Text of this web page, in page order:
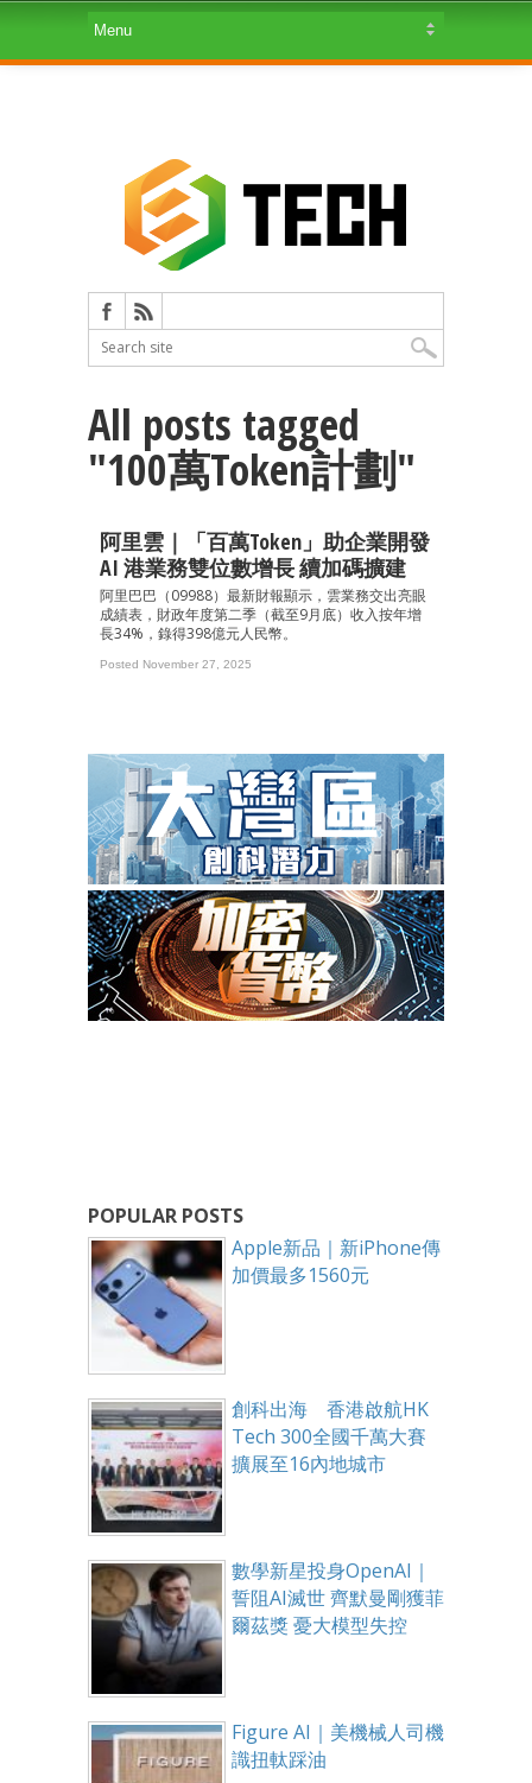
All posts tagged
"100萬Token計劃"
阿里雲｜「百萬Token」助企業開發
AI 港業務雙位數增長 續加碼擴建
阿里巴巴（09988）最新財報顯示，雲業務交出亮眼
成績表，財政年度第二季（截至9月底）收入按年增
長34%，錄得398億元人民幣。
Posted November 27, 2025
POPULAR POSTS
Apple新品｜新iPhone傳
加價最多1560元
創科出海 香港啟航HK
Tech 300全國千萬大賽
擴展至16內地城市
數學新星投身OpenAI｜
誓阻AI滅世 齊默曼剛獲菲
爾茲獎 憂大模型失控
Figure AI｜美機械人司機
識扭軚踩油